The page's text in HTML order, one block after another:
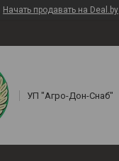
Начать продавать на Deal.by
УП "Агро-Дон-Снаб"